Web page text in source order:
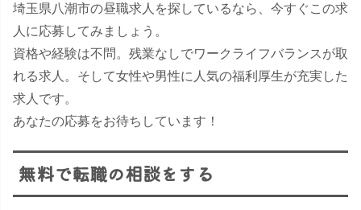
埼玉県八潮市の昼職求人を探しているなら、今すぐこの求
人に応募してみましょう。
資格や経験は不問。残業なしでワークライフバランスが取
れる求人。そして女性や男性に人気の福利厚生が充実した
求人です。
あなたの応募をお待ちしています！
無料で転職の相談をする